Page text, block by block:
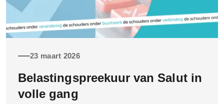
23 maart 2026
Belastingspreekuur van Salut in
volle gang